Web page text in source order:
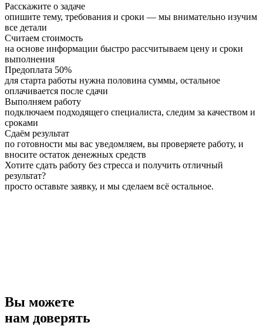
Расскажите о задаче
опишите тему, требования и сроки — мы внимательно изучим
все детали
Считаем стоимость
на основе информации быстро рассчитываем цену и сроки
выполнения
Предоплата 50%
для старта работы нужна половина суммы, остальное
оплачивается после сдачи
Выполняем работу
подключаем подходящего специалиста, следим за качеством и
сроками
Сдаём результат
по готовности мы вас уведомляем, вы проверяете работу, и
вносите остаток денежных средств
Хотите сдать работу без стресса и получить отличный
результат?
просто оставьте заявку, и мы сделаем всё остальное.
Вы можете
нам доверять